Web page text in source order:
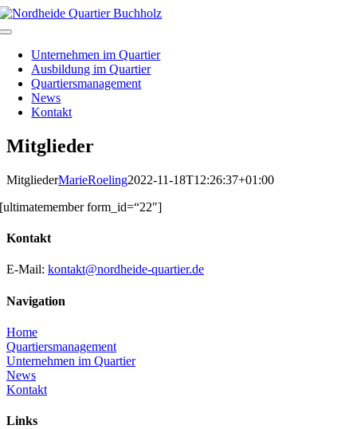
Skip
to
Toggle
NavigationUnternehmen im Quartier
Ausbildung im Quartier
Quartiersmanagement
News
Kontakt
Mitglieder
MitgliederMarieRoeling2022-11-18T12:26:37+01:00
[ultimatemember form_id=“22″]
Kontakt
E-Mail: kontakt@nordheide-quartier.de
Navigation
Home
Quartiersmanagement
Unternehmen im Quartier
News
Kontakt
Links